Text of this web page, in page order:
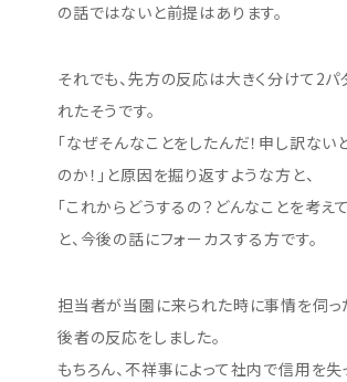
の話ではないと前提はあります。
それでも、先方の反応は大きく分けて2パ
れたそうです。
「なぜそんなことをしたんだ！申し訳な
のか！」と原因を掘り返すような方と、
「これからどうするの？どんなことを考え
と、今後の話にフォーカスする方です。
担当者が当園に来られた時に事情を伺っ
後者の反応をしました。
もちろん、不祥事によって社内で信用を失